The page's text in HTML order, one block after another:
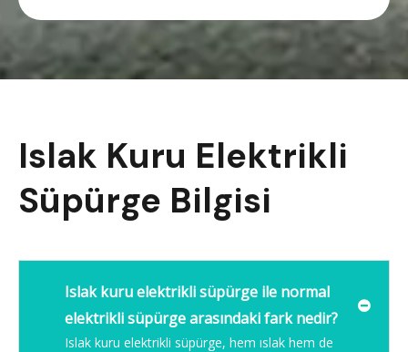
Islak Kuru Elektrikli
Süpürge Bilgisi
Islak kuru elektrikli süpürge ile normal
elektrikli süpürge arasındaki fark nedir?
Islak kuru elektrikli süpürge, hem ıslak hem de